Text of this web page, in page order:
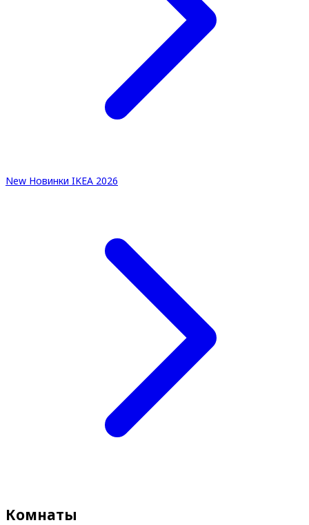
New Новинки IKEA 2026
Комнаты